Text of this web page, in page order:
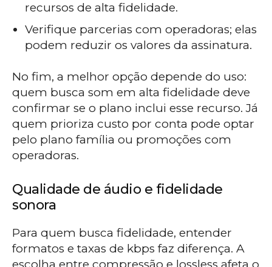
recursos de alta fidelidade.
Verifique parcerias com operadoras; elas
podem reduzir os valores da assinatura.
No fim, a melhor opção depende do uso:
quem busca som em alta fidelidade deve
confirmar se o plano inclui esse recurso. Já
quem prioriza custo por conta pode optar
pelo plano família ou promoções com
operadoras.
Qualidade de áudio e fidelidade
sonora
Para quem busca fidelidade, entender
formatos e taxas de kbps faz diferença. A